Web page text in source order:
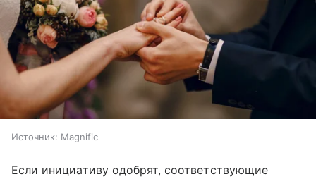
Источник: Magnific
Если инициативу одобрят, соответствующие